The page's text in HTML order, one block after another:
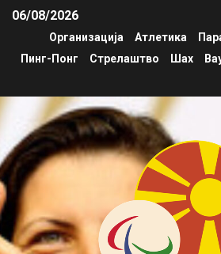
06/08/2026
Организација Атлетика
Пинг-Понг
Стрелаштво Шах